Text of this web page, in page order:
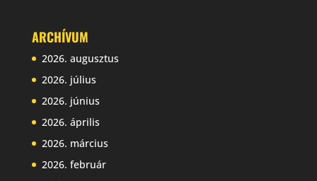
ARCHÍVUM
2026. augusztus
2026. július
2026. június
2026. április
2026. március
2026. február